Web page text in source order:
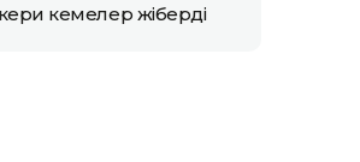
кемелер жіберді